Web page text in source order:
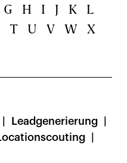
G H I J K
L
T U V W
X
Leadgenerierung
Locationscouting